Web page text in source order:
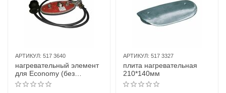
АРТИКУЛ: 517 3640
нагревательный элемент
для Economy (без
верхней кр
АРТИКУЛ: 517 3327
плита нагревательная
210*140мм